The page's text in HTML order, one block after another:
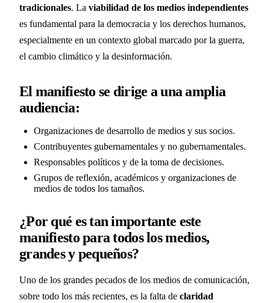
tradicionales. La viabilidad de los medios independientes
es fundamental para la democracia y los derechos humanos,
especialmente en un contexto global marcado por la guerra,
el cambio climático y la desinformación.
El manifiesto se dirige a una amplia
audiencia:
Organizaciones de desarrollo de medios y sus socios.
Contribuyentes gubernamentales y no gubernamentales.
Responsables políticos y de la toma de decisiones.
Grupos de reflexión, académicos y organizaciones de
medios de todos los tamaños.
¿Por qué es tan importante este
manifiesto para todos los medios,
grandes y pequeños?
Uno de los grandes pecados de los medios de comunicación,
sobre todo los más recientes, es la falta de claridad